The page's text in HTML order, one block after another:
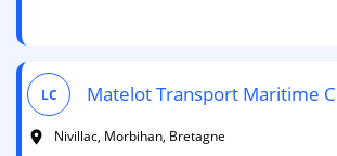
LC Matelot Transport Maritime
room
Nivillac, Morbihan, Bretagne